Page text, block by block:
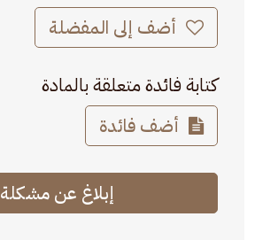
أضف إلى المفضلة
كتابة فائدة متعلقة بالمادة
أضف فائدة
إبلاغ عن مشكلة